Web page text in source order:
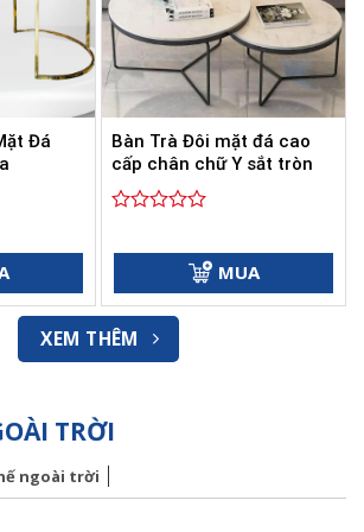
Đá
Bàn Trà Đôi mặt đá cao
cấp chân chữ Y sắt tròn
5
sao
MUA
XEM THÊM
TRỜI
ngoài trời